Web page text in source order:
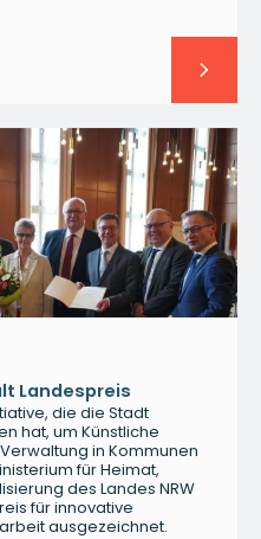
Landespreis
die die Stadt
hat, um Künstliche
in Kommunen
für Heimat,
des Landes NRW
für innovative
ausgezeichnet.